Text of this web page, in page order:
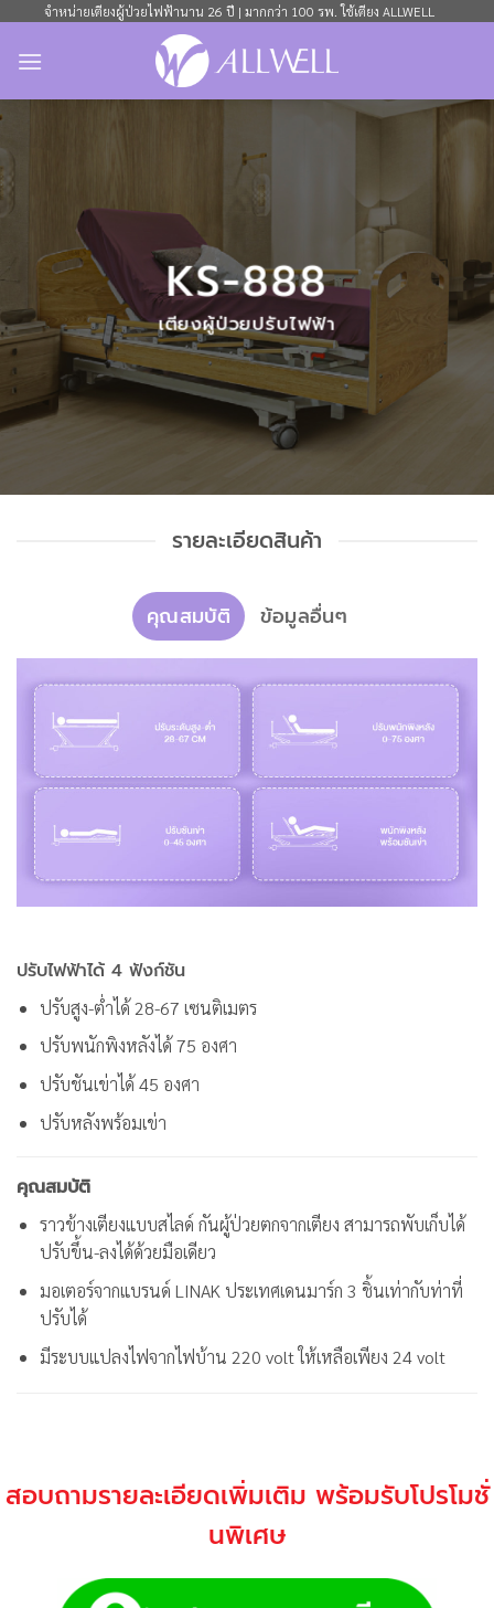
เนื้อหา
จำหน่ายเตียงผู้ป่วยไฟฟ้านาน 26 ปี | มากกว่า 100 รพ. ใช้เตียง ALLWELL
KS-888
เตียงผู้ป่วยปรับไฟฟ้า
รายละเอียดสินค้า
คุณสมบัติ ข้อมูลอื่นๆ
ปรับไฟฟ้าได้ 4 ฟังก์ชัน
ปรับสูง-ต่ำได้ 28-67 เซนติเมตร
ปรับพนักพิงหลังได้ 75 องศา
ปรับชันเข่าได้ 45 องศา
ปรับหลังพร้อมเข่า
คุณสมบัติ
ราวข้างเตียงแบบสไลด์ กันผู้ป่วยตกจากเตียง สามารถพับเก็บได้
ปรับขึ้น-ลงได้ด้วยมือเดียว
มอเตอร์จากแบรนด์ LINAK ประเทศเดนมาร์ก 3 ชิ้นเท่ากับท่าที่
ปรับได้
มีระบบแปลงไฟจากไฟบ้าน 220 volt ให้เหลือเพียง 24 volt
สอบถามรายละเอียดเพิ่มเติม พร้อมรับโปรโมชั่
นพิเศษ